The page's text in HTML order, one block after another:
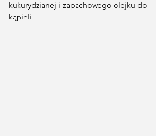
kukurydzianej i zapachowego olejku do
kąpieli.